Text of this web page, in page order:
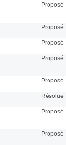
Proposé
Proposé
Proposé
Proposé
Proposé
Résolue
Proposé
Proposé